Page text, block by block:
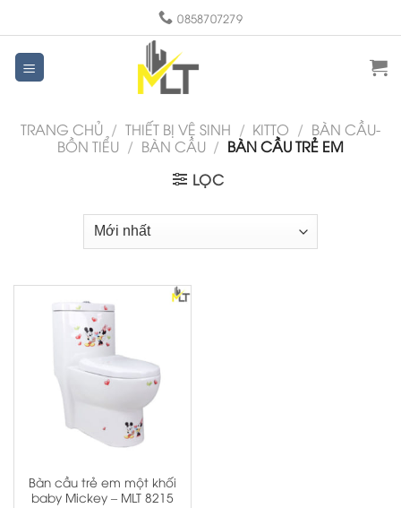
to
content
0858707279
TRANG CHỦ / THIẾT BỊ VỆ SINH / KITTO / BÀN CẦU-
BỒN TIỂU / BÀN CẦU / BÀN CẦU TRẺ EM
LỌC
Bàn cầu trẻ em một khối
baby Mickey – MLT 8215